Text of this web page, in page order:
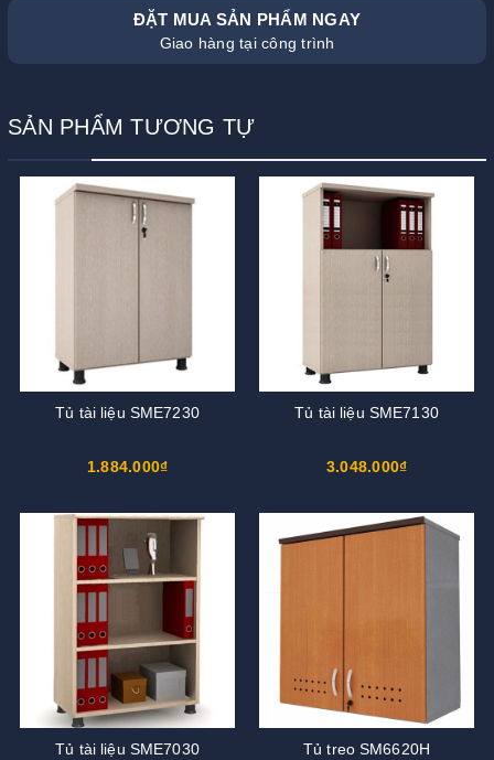
ĐẶT MUA SẢN PHẨM NGAY
Giao hàng tại công trình
SẢN PHẨM TƯƠNG TỰ
Tủ tài liệu SME7230
1.884.000₫
Tủ tài liệu SME7130
3.048.000₫
Tủ tài liệu SME7030 Tủ treo SM6620H